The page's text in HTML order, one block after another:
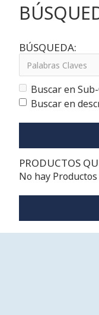
BÚSQUEDA:
Buscar en
Buscar en
PRODUCTOS
No hay